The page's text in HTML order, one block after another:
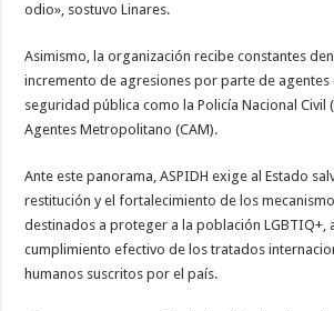
odio», sostuvo Linares.
Asimismo, la organización recibe constantes
incremento de agresiones por parte de
seguridad pública como la Policía Nacional Civil
Agentes Metropolitano (CAM).
Ante este panorama, ASPIDH exige al Estado
restitución y el fortalecimiento de los
destinados a proteger a la población LGBTIQ+,
cumplimiento efectivo de los tratados
humanos suscritos por el país.